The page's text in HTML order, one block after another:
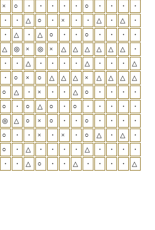
× ○ ・ ・ ・ ・ ・ ○ ・ ・ ・
・
・ ・ △ ○ ・ × ・ ・ △ ・ △
・
・ △ ・ △ ○ ・ ・ ○ ・ ・ ・
・
△ ◎ × ◎ × △ △ △ △ △ △
・
・ ・ △ ・ ・ ・ ・ △ ・ ・ ・
△
・ ○ × ○ △ △ △ × △ △ △
△
○ △ ・ × ・ ・ △ ○ ・ ・ ・
・
○ ・ ○ △ ○ ・ ○ ・ ・ ・ ・
・
◎ △ ○ × ○ ・ ・ ○ ・ ・ ・
・
○ ・ ・ × ・ × ・ ○ △ ・ △
・
○ ・ △ ・ ・ ・ ・ △ ・ ・ ・
・
・ ・ △ ○ ・ ・ △ ・ ・ ・ ・ △